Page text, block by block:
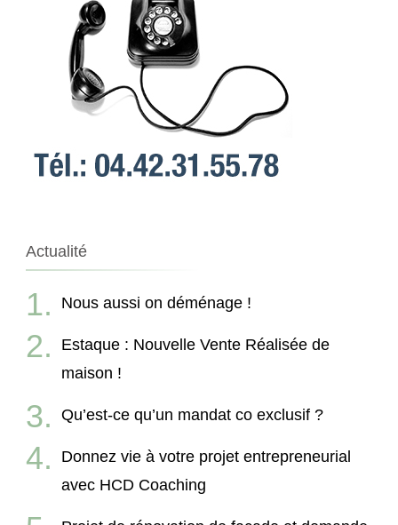
Actualité
Nous aussi on déménage !
Estaque : Nouvelle Vente Réalisée de
maison !
Qu’est-ce qu’un mandat co exclusif ?
Donnez vie à votre projet entrepreneurial
avec HCD Coaching